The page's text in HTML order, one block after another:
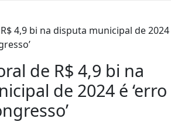
de R$ 4,9 bi na
de 2024 é ‘erro